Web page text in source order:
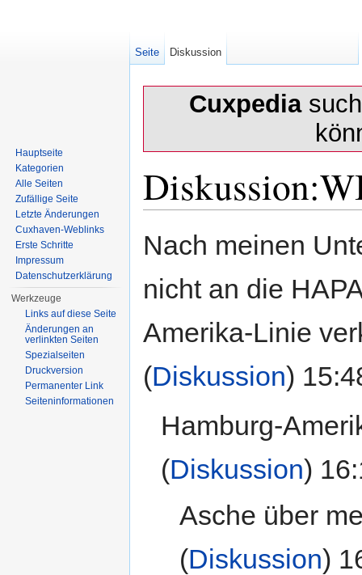
Cuxpedia
Nach meinen
nicht an die
Amerika-Linie
(Diskussion)
Hamburg-
(Diskussion)
Asche über
(Diskussion)
Seite Diskussion
Hauptseite
Kategorien
Alle Seiten
Zufällige Seite
Letzte Änderungen
Cuxhaven-Weblinks
Erste Schritte
Impressum
Datenschutzerklärung
Werkzeuge
Links auf diese Seite
Änderungen an
verlinkten Seiten
Spezialseiten
Druckversion
Permanenter Link
Seiten­informationen